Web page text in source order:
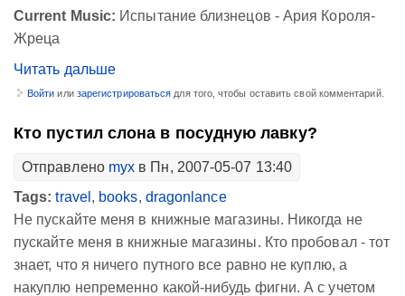
Current Music: Испытание близнецов - Ария Короля-
Жреца
Читать дальше
Войти или зарегистрироваться для того, чтобы оставить свой комментарий.
Кто пустил слона в посудную лавку?
Отправлено myx в Пн, 2007-05-07 13:40
Tags:travel , books, dragonlance
Не пускайте меня в книжные магазины. Никогда не
пускайте меня в книжные магазины. Кто пробовал - тот
знает, что я ничего путного все равно не куплю, а
накуплю непременно какой-нибудь фигни. А с учетом